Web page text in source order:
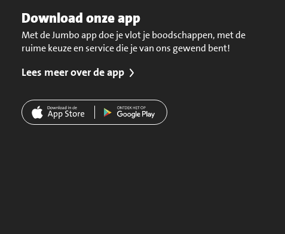
Download onze app
Met de Jumbo app doe je vlot je boodschappen, met de
ruime keuze en service die je van ons gewend bent!
Lees meer over de app